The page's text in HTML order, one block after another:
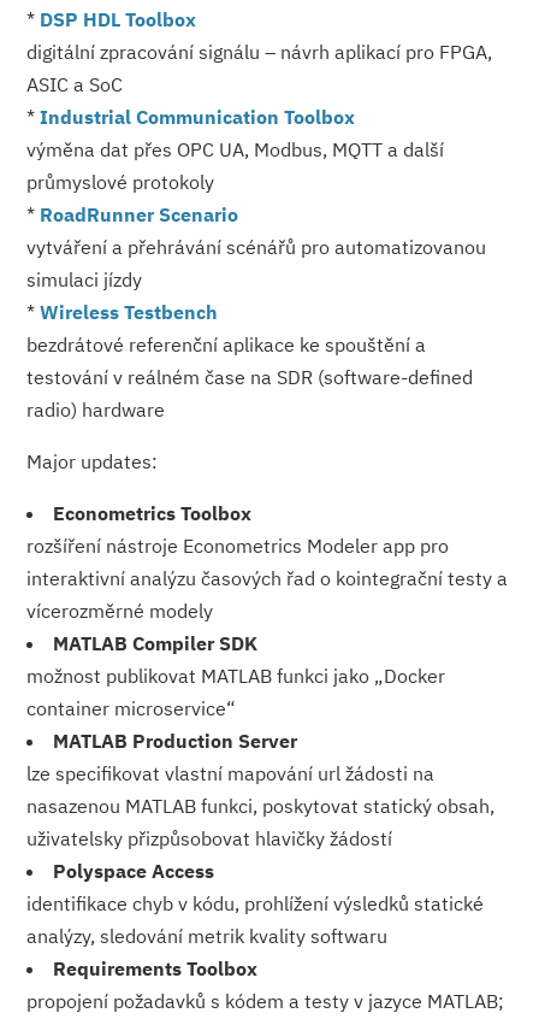
* DSP HDL Toolbox
digitální zpracování signálu – návrh aplikací pro FPGA,
ASIC a SoC
*Industrial Communication Toolbox
výměna dat přes OPC UA, Modbus, MQTT a další
průmyslové protokoly
* RoadRunner Scenario
vytváření a přehrávání scénářů pro automatizovanou
simulaci jízdy
*Wireless Testbench
bezdrátové referenční aplikace ke spouštění a
testování v reálném čase na SDR (software-defined
radio) hardware
Major updates:
Econometrics Toolbox
rozšíření nástroje Econometrics Modeler app pro
interaktivní analýzu časových řad o kointegrační testy a
vícerozměrné modely
MATLAB Compiler SDK
možnost publikovat MATLAB funkci jako „Docker
container microservice“
MATLAB Production Server
lze specifikovat vlastní mapování url žádosti na
nasazenou MATLAB funkci, poskytovat statický obsah,
uživatelsky přizpůsobovat hlavičky žádostí
Polyspace Access
identifikace chyb v kódu, prohlížení výsledků statické
analýzy, sledování metrik kvality softwaru
Requirements Toolbox
propojení požadavků s kódem a testy v jazyce MATLAB;